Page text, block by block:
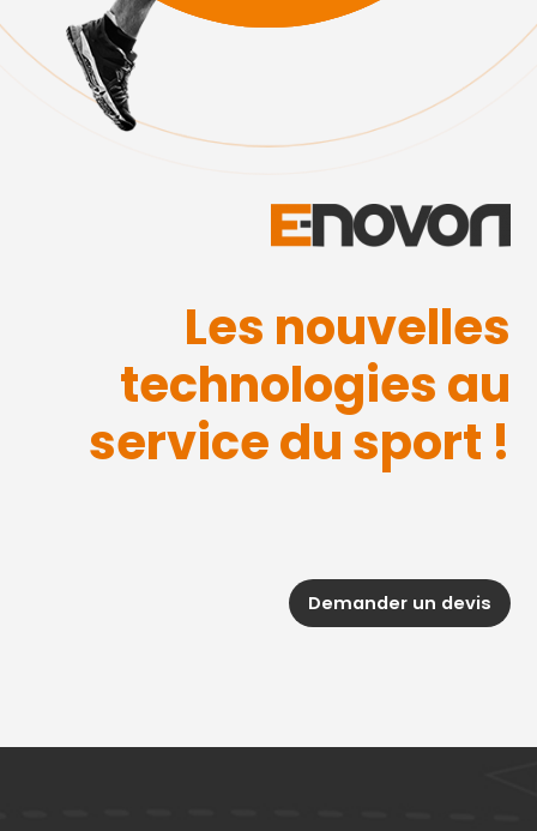
Les nouvelles
technologies au
service du sport !
Demander un devis